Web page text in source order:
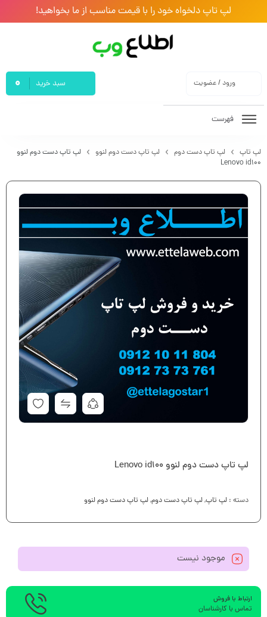
لپ تاپ دلخواه خود را با قیمت مناسب از ما بخواهید!
ورود / عضویت سبد خرید 0
فهرست
لپ تاپ لپ تاپ دست دوم لپ تاپ دست دوم لنوو
لپ تاپ دست دوم لنوو
Lenovo id100
لپ تاپ دست دوم لنوو Lenovo id100
دسته : لپ تاپ,لپ تاپ دست دوم,لپ تاپ دست دوم لنوو
موجود نیست
ارتباط با فروش
تماس با کارشناسان